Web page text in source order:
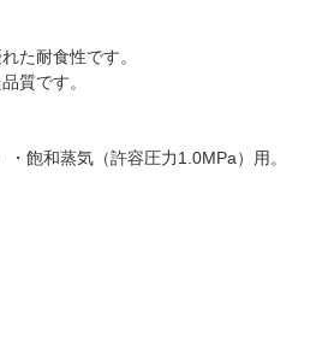
た耐食性です。
質です。
飽和蒸気（許容圧力1.0MPa）用。